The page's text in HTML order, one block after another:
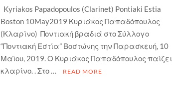
Kyriakos Papadopoulos (Clarinet) Pontiaki Estia
Boston 10May2019 Κυριάκος Παπαδόπουλος
(Κλαρίνο) Ποντιακή βραδιά στο Σύλλογο
“Ποντιακή Εστία” Βοστώνης την Παρασκευή, 10
Μαϊου, 2019. Ο Κυριάκος Παπαδόπουλος παίζει
κλαρίνο. . Στο …
READ MORE